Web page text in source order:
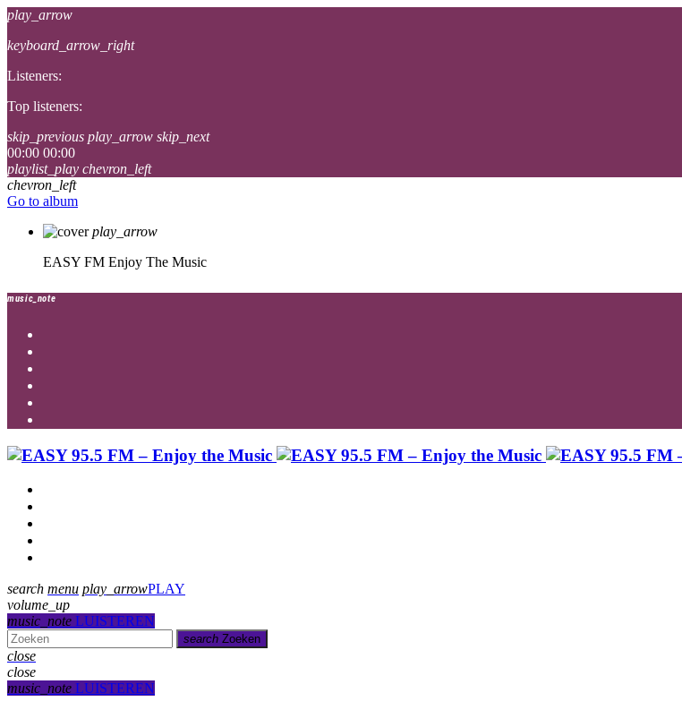
play_arrow
keyboard_arrow_right
Listeners:
Top listeners:
skip_previous play_arrow skip_next
00:00 00:00
playlist_play chevron_left
chevron_left
Go to album
play_arrow
EASY FM Enjoy The Music
music_note
search menu play_arrowPLAY
volume_up
music_note LUISTEREN
search Zoeken
close
close
music_note LUISTEREN